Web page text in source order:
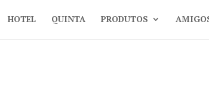
HOTEL QUINTA PRODUTOS